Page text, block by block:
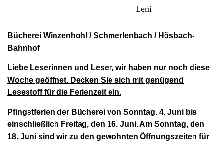
Leni
Bücherei Winzenhohl / Schmerlenbach / Hösbach-
Bahnhof
Liebe Leserinnen und Leser, wir haben nur noch diese
Woche geöffnet. Decken Sie sich mit genügend
Lesestoff für die Ferienzeit ein.
Pfingstferien der Bücherei von Sonntag, 4. Juni bis
einschließlich Freitag, den 16. Juni. Am Sonntag, den
18. Juni sind wir zu den gewohnten Öffnungszeiten für